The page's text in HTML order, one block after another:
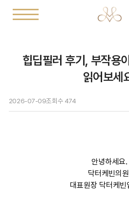
힙딥필러 후기, 부작용
읽어보세
2026-07-09조회수 474
안녕하세요.
닥터케빈의원
대표원장 닥터케빈